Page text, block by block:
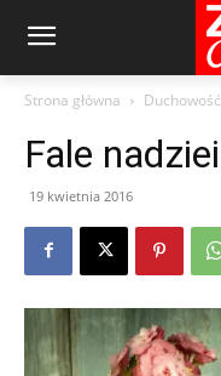
Strona główna Duchowość
Fale nadziei
19 kwietnia 2016